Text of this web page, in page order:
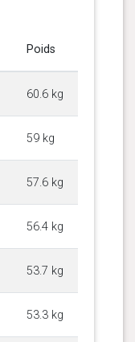
Poids
60.6 kg
59 kg
57.6 kg
56.4 kg
53.7 kg
53.3 kg